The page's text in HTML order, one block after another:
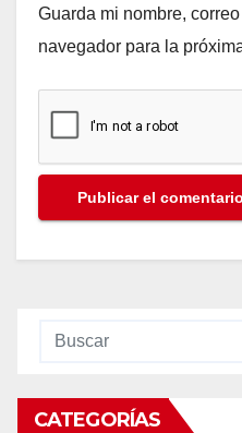
Guarda mi nombre,
navegador para la
CATEGORÍAS